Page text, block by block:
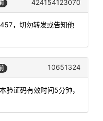
424154123070
，切勿转发或告知他
10651324
验证码有效时间5分钟，